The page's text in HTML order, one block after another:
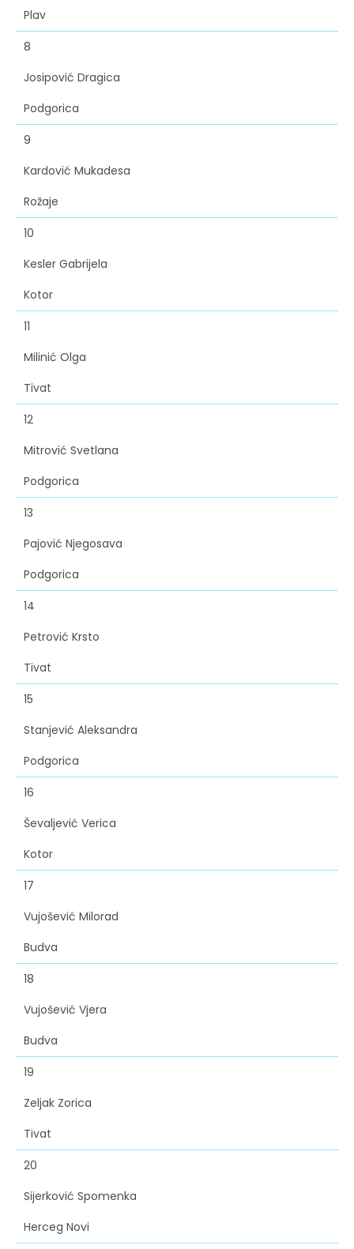
Plav
8
Josipović Dragica
Podgorica
9
Kardović Mukadesa
Rožaje
10
Kesler Gabrijela
Kotor
11
Milinić Olga
Tivat
12
Mitrović Svetlana
Podgorica
13
Pajović Njegosava
Podgorica
14
Petrović Krsto
Tivat
15
Stanjević Aleksandra
Podgorica
16
Ševaljević Verica
Kotor
17
Vujošević Milorad
Budva
18
Vujošević Vjera
Budva
19
Zeljak Zorica
Tivat
20
Sijerković Spomenka
Herceg Novi